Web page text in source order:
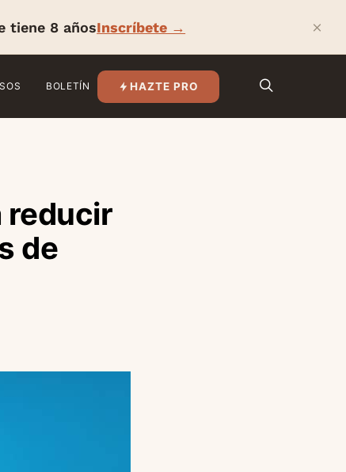
tiene 8 añosInscríbete → ×
BOLETÍN HAZTE PRO
reducir
de